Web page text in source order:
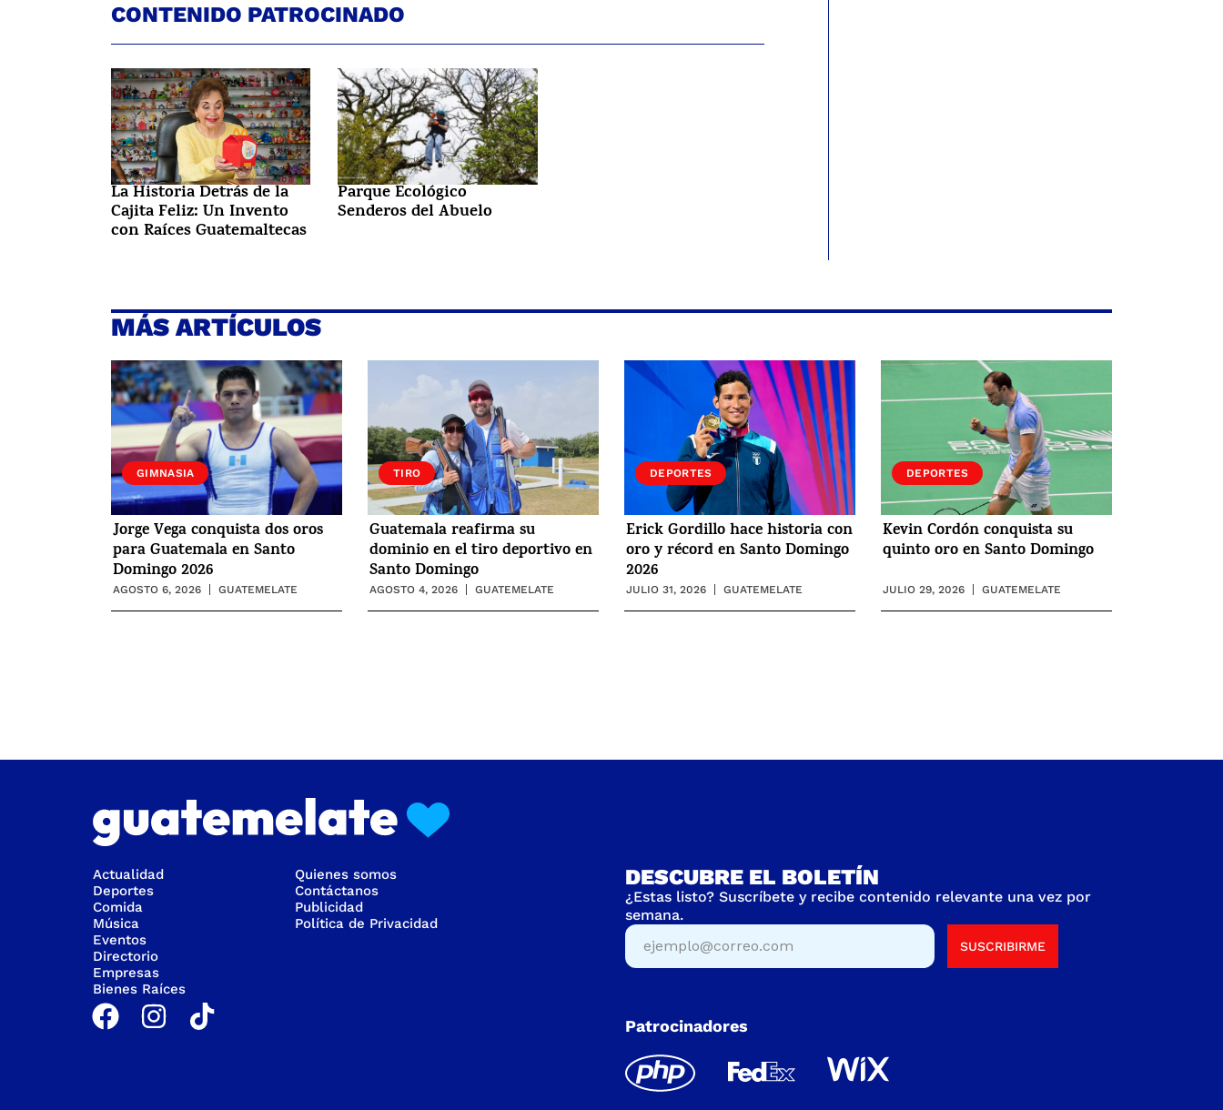
CONTENIDO PATROCINADO
La Historia Detrás de la
Cajita Feliz: Un Invento
con Raíces Guatemaltecas
Parque Ecológico
Senderos del Abuelo
MÁS ARTÍCULOS
GIMNASIA
Jorge Vega conquista dos oros
para Guatemala en Santo
Domingo 2026
AGOSTO 6, 2026 GUATEMELATE
TIRO
Guatemala reafirma su
dominio en el tiro deportivo en
Santo Domingo
AGOSTO 4, 2026 GUATEMELATE
DEPORTES
Erick Gordillo hace historia con
oro y récord en Santo Domingo
2026
JULIO 31, 2026 GUATEMELATE
DEPORTES
Kevin Cordón conquista su
quinto oro en Santo Domingo
JULIO 29, 2026 GUATEMELATE
Actualidad
Deportes
Comida
Música
Eventos
Directorio
Empresas
Bienes Raíces
Quienes somos
Contáctanos
Publicidad
Política de Privacidad
DESCUBRE EL BOLETÍN
¿Estas listo? Suscríbete y recibe contenido relevante una vez por
semana.
SUSCRIBIRME
Patrocinadores